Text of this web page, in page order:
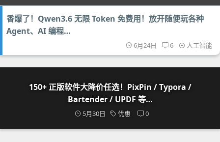
香爆了！Qwen3.6 无限 Token 免费用！放开随便玩各种
Agent、AI 编程…
6月24日 6 人工智能
150+ 正版软件大降价任选！PixPin / Typora /
Bartender / UPDF 等…
5月30日 优惠 0